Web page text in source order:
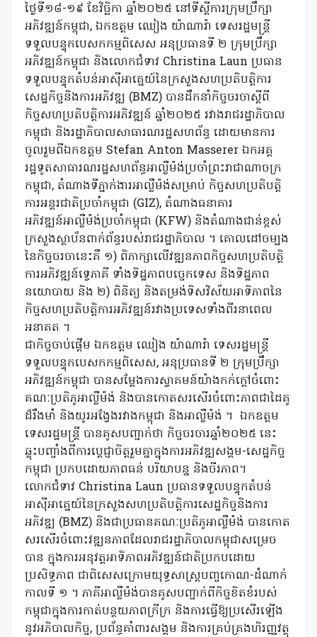
ថ្ងៃទី​១៨​-១៩ ខែវិច្ឆិកា ឆ្នាំ២០២៥ នៅទីស្តីការក្រុមប្រឹក្សា
អភិវឌ្ឍន៍កម្ពុជា, ឯកឧត្តម ឈៀង យ៉ាណារ៉ា ទេសរដ្ឋមន្ត្រី
ទទួលបន្ទុកបេសកកម្មពិសេស អនុប្រធានទី ២ ក្រុមប្រឹក្សា
អភិវឌ្ឍន៍កម្ពុជា និងលោកជំទាវ Christina Laun ប្រធាន
ទទួលបន្ទុកតំបន់អាស៊ីអាគ្នេយ៍នៃក្រសួងសហប្រតិបត្តិការ
សេដ្ឋកិច្ចនិងការអភិវឌ្ឍ (BMZ)​ បានដឹកនាំកិច្ចចរចាស្តីពី
កិច្ចសហប្រតិបត្តិការអភិវឌ្ឍន៍ ឆ្នាំ២០២៥ រវាងរាជរដ្ឋាភិបាល
កម្ពុជា និងរដ្ឋាភិបាលសាធារណរដ្ឋសហព័ន្ធ ដោយមានការ
ចូលរួមពីឯកឧត្តម Stefan Anton Masserer ឯកអគ្គ
រដ្ឋទូតសាធារណរដ្ឋសហព័ន្ធអាល្លឺម៉ង់ប្រចាំព្រះរាជាណាចក្រ
កម្ពុជា, ​តំណាងទីភ្នាក់ងារអាល្លឺម៉ង់សម្រាប់​​ កិច្ចសហប្រតិបត្តិ
ការអន្តរជាតិប្រចាំកម្ពុជា (GIZ), តំណាងធនាគារ
អភិវឌ្ឍន៍អាល្លឺម៉ង់ប្រចាំកម្ពុជា (KFW)​​ និងតំណាងជាន់ខ្ពស់
ក្រសួងស្ថាប័នពាក់ព័ន្ធ​របស់រាជរដ្ឋាភិបាល​ ។ គោលដៅចម្បង
នៃកិច្ចចរចានេះគឺ ១) ពិភាក្សាលើវឌ្ឍនភាពកិច្ចសហប្រតិបត្តិ
ការអភិវឌ្ឍន៍ទ្វេភាគី ទាំងទិដ្ឋភាពបច្ចេកទេស និងទិដ្ឋភាព
នយោបាយ និង ២) ពិនិត្យ និងតម្រង់ទិសវិស័យអាទិភាពនៃ
កិច្ចសហប្រតិបត្តិការអភិវឌ្ឍន៍រវាងប្រទេសទាំងពីរនាពេល
អនាគត ។
ជាកិច្ចចាប់ផ្តើម​ ឯកឧត្តម ឈៀង យ៉ាណារ៉ា ទេសរដ្ឋមន្ត្រី
ទទួលបន្ទុកបេសកកម្មពិសេស, អនុប្រធានទី ២ ក្រុមប្រឹក្សា
អភិវឌ្ឍន៍កម្ពុជា បានសម្តែងការស្វាគមន៍យ៉ាងកក់ក្តៅចំពោះ
គណៈប្រតិភូអាល្លឺម៉ង់ និងបានកោតសរសើរចំពោះភាពជាដៃគូ
ដ៏រឹងមាំ​ និងយូរអង្វែងរវាងកម្ពុជា និងអាល្លឺម៉ង់ ។ ឯកឧត្តម
ទេសរដ្ឋមន្ត្រី បានគូសបញ្ជាក់ថា កិច្ចចរចារឆ្នាំ២០២៥ នេះ
ឆ្លុះបញ្ចាំងពីការប្តេជ្ញាចិត្តរួមគ្នាក្នុងការអភិវឌ្ឍសង្គម-សេដ្ឋកិច្ច
កម្ពុជា ប្រកបដោយភាពធន់ បរិយាបន្ន និងចីរភាព។
លោកជំទាវ Christina Laun ប្រធានទទួលបន្ទុកតំបន់
អាស៊ីអាគ្នេយ៍នៃក្រសួងសហប្រតិបត្តិការសេដ្ឋកិច្ចនិងការ
អភិវឌ្ឍ (BMZ) និងជាប្រធានគណៈប្រតិភូអាល្លឺម៉ង់​ បានកោត
សរសើរចំពោះវឌ្ឍនភាពដែលរាជរដ្ឋាភិបាលកម្ពុជាសម្រេច
បាន ក្នុងការអនុវត្តអាទិភាពអភិវឌ្ឍន៍ជាតិប្រកបដោយ
ប្រសិទ្ធភាព ជាពិសេសក្រោមយុទ្ធសាស្ត្របញ្ចកោណ-ដំណាក់
កាលទី ១ ។ ភាគីអាល្លឺម៉ង់បានគូសបញ្ជាក់ពីកិច្ចខិតខំរបស់
កម្ពុជាក្នុងការកាត់បន្ថយភាពក្រីក្រ និងការធ្វើឱ្យប្រសើរឡើង
នូវអភិបាលកិច្ច, ប្រព័ន្ធគាំពារសង្គម និងការគ្រប់គ្រងហិរញ្ញវត្ថុ